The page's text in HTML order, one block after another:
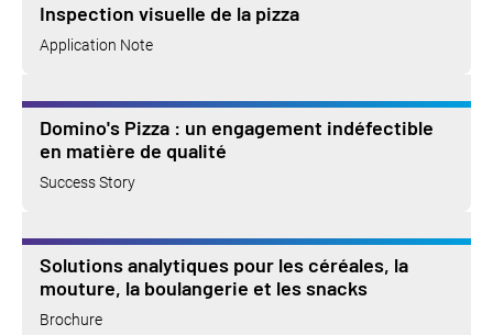
Inspection visuelle de la pizza
Application Note
Domino's Pizza : un engagement indéfectible
en matière de qualité
Success Story
Solutions analytiques pour les céréales, la
mouture, la boulangerie et les snacks
Brochure